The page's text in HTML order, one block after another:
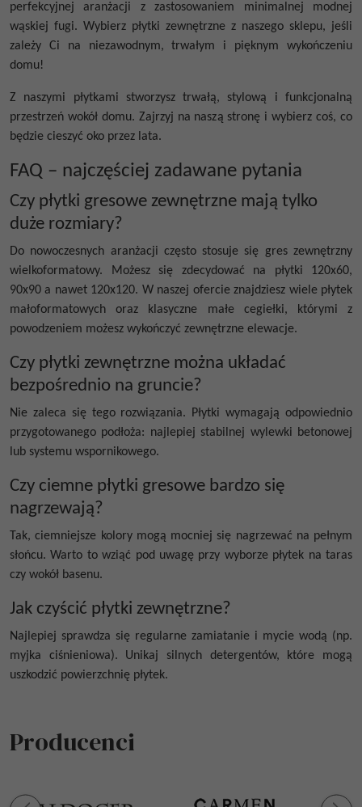
perfekcyjnej aranżacji z zastosowaniem minimalnej modnej
wąskiej fugi. Wybierz płytki zewnętrzne z naszego sklepu, jeśli
zależy Ci na niezawodnym, trwałym i pięknym wykończeniu
domu!
Z naszymi płytkami stworzysz trwałą, stylową i funkcjonalną
przestrzeń wokół domu. Zajrzyj na naszą stronę i wybierz coś, co
będzie cieszyć oko przez lata.
FAQ – najczęściej zadawane pytania
Czy płytki gresowe zewnętrzne mają tylko
duże rozmiary?
Do nowoczesnych aranżacji często stosuje się gres zewnętrzny
wielkoformatowy. Możesz się zdecydować na płytki 120x60,
90x90 a nawet 120x120. W naszej ofercie znajdziesz wiele płytek
małoformatowych oraz klasyczne małe cegiełki, którymi z
powodzeniem możesz wykończyć zewnętrzne elewacje.
Czy płytki zewnętrzne można układać
bezpośrednio na gruncie?
Nie zaleca się tego rozwiązania. Płytki wymagają odpowiednio
przygotowanego podłoża: najlepiej stabilnej wylewki betonowej
lub systemu wspornikowego.
Czy ciemne płytki gresowe bardzo się
nagrzewają?
Tak, ciemniejsze kolory mogą mocniej się nagrzewać na pełnym
słońcu. Warto to wziąć pod uwagę przy wyborze płytek na taras
czy wokół basenu.
Jak czyścić płytki zewnętrzne?
Najlepiej sprawdza się regularne zamiatanie i mycie wodą (np.
myjka ciśnieniowa). Unikaj silnych detergentów, które mogą
uszkodzić powierzchnię płytek.
Producenci